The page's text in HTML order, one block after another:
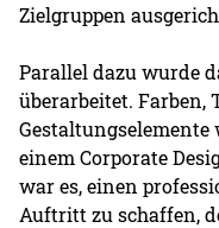
Zielgruppen
Parallel dazu wurde
überarbeitet. Farben,
einem Corporate
war es, einen
Auftritt zu schaffen,